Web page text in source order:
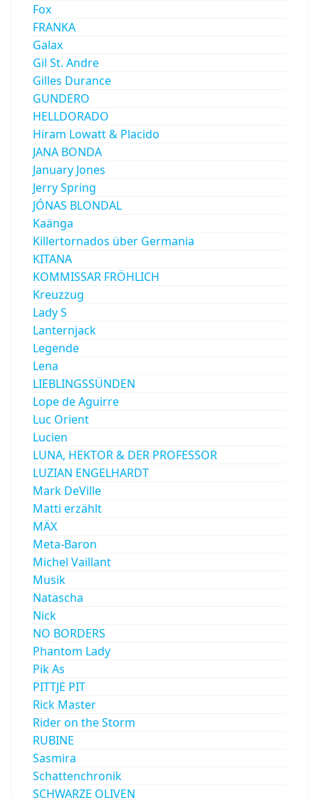
Fox
FRANKA
Galax
Gil St. Andre
Gilles Durance
GUNDERO
HELLDORADO
Hiram Lowatt & Placido
JANA BONDA
January Jones
Jerry Spring
JÓNAS BLONDAL
Kaänga
Killertornados über Germania
KITANA
KOMMISSAR FRÖHLICH
Kreuzzug
Lady S
Lanternjack
Legende
Lena
LIEBLINGSSÜNDEN
Lope de Aguirre
Luc Orient
Lucien
LUNA, HEKTOR & DER PROFESSOR
LUZIAN ENGELHARDT
Mark DeVille
Matti erzählt
MÄX
Meta-Baron
Michel Vaillant
Musik
Natascha
Nick
NO BORDERS
Phantom Lady
Pik As
PITTJE PIT
Rick Master
Rider on the Storm
RUBINE
Sasmira
Schattenchronik
SCHWARZE OLIVEN